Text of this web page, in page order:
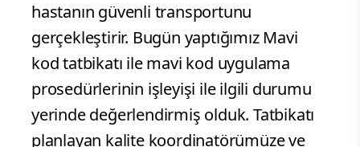
hastanın güvenli transportunu
gerçekleştirir. Bugün yaptığımız Mavi
kod tatbikatı ile mavi kod uygulama
prosedürlerinin işleyişi ile ilgili durumu
yerinde değerlendirmiş olduk. Tatbikatı
planlayan kalite koordinatörümüze ve